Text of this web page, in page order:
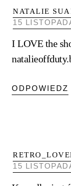
NATALIE
15
I LOVE the
ODPOWIEDZ
15